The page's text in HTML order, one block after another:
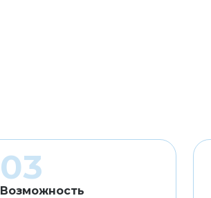
Возможность